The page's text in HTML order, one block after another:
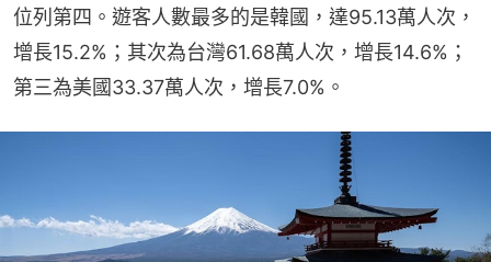
位列第四。遊客人數最多的是韓國，達95.13萬人次，
增長15.2%；其次為台灣61.68萬人次，增長14.6%；
第三為美國33.37萬人次，增長7.0%。